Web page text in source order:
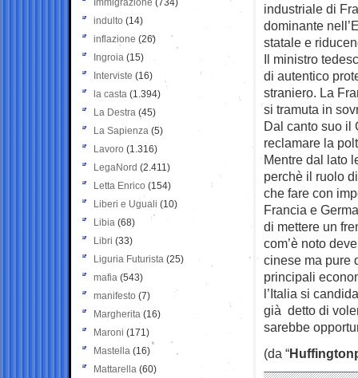
industriale di
dominante
statale e
Il ministro
di autentico
straniero. La
si tramuta in
Dal canto suo il
reclamare la
Mentre dal lato
perchè il ruolo
che fare con
Francia e
di mettere un
com’è noto
cinese ma pure
principali
l’Italia si
già detto di
sarebbe
(da “
Immigrazione (734)
indulto (14)
inflazione (26)
Ingroia (15)
Interviste (16)
la casta (1.394)
La Destra (45)
La Sapienza (5)
Lavoro (1.316)
LegaNord (2.411)
Letta Enrico (154)
Liberi e Uguali (10)
Libia (68)
Libri (33)
Liguria Futurista (25)
mafia (543)
manifesto (7)
Margherita (16)
Maroni (171)
Mastella (16)
Mattarella (60)